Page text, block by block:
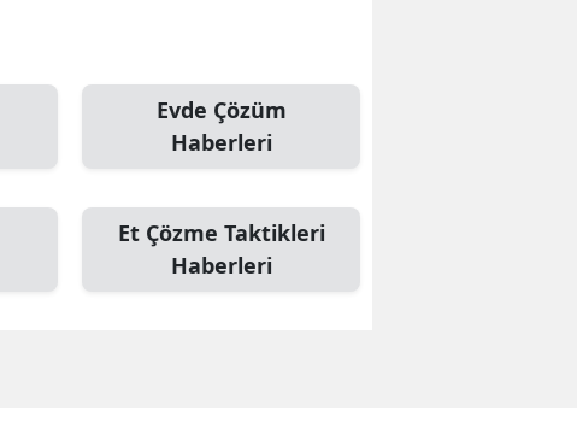
Evde Çözüm
Haberleri
Et Çözme Taktikleri
Haberleri